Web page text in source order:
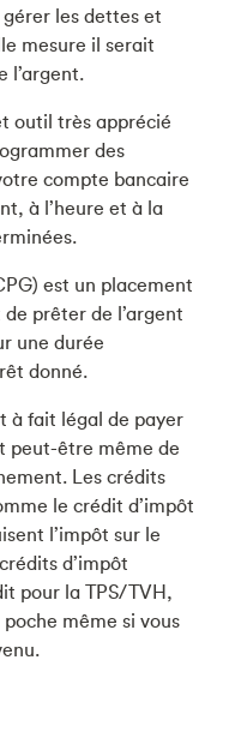
les dettes et
mesure il serait
l’argent.
outil très apprécié
des
compte bancaire
à l’heure et à la
est un placement
prêter de l’argent
une durée
donné.
à fait légal de payer
peut-être même de
Les crédits
le crédit d’impôt
l’impôt sur le
d’impôt
pour la TPS/TVH,
même si vous